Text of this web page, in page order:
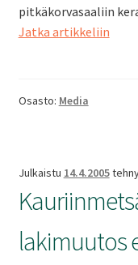
pitkäkorvasaaliin
Jatka artikkeliin
Osasto: Media
Julkaistu 14.4.2005
lakimuutos